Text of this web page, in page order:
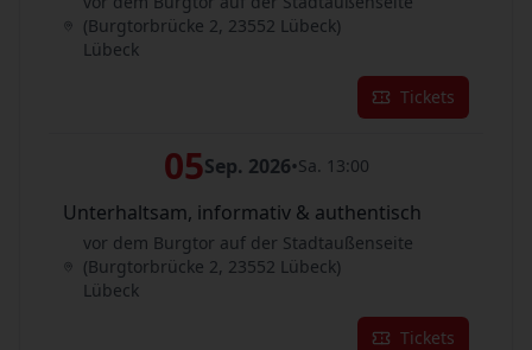
(Burgtorbrücke 2, 23552 Lübeck)
Lübeck
Tickets
05Sep. 2026•Sa. 13:00
Unterhaltsam, informativ & authentisch
vor dem Burgtor auf der Stadtaußenseite
(Burgtorbrücke 2, 23552 Lübeck)
Lübeck
Tickets